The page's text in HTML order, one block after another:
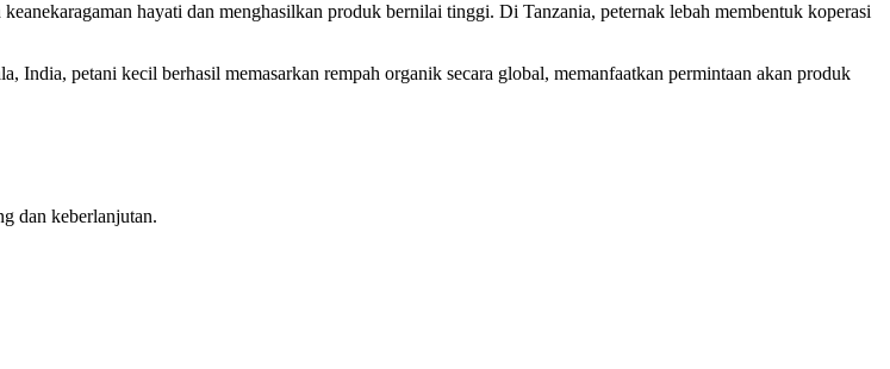
hayati dan menghasilkan produk bernilai tinggi. Di Tanzania, peternak lebah membentuk koperasi
India, petani kecil berhasil memasarkan rempah organik secara global, memanfaatkan permintaan akan produk
dan keberlanjutan.